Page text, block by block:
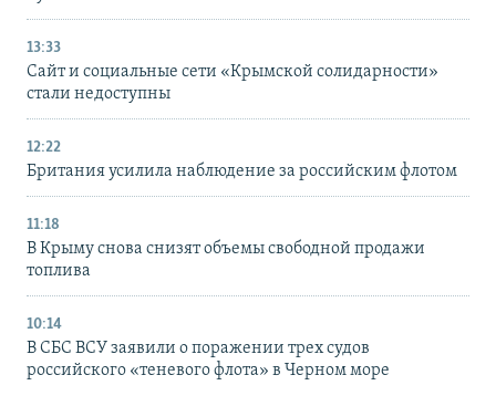
13:33
Сайт и социальные сети «Крымской солидарности»
стали недоступны
12:22
Британия усилила наблюдение за российским флотом
11:18
В Крыму снова снизят объемы свободной продажи
топлива
10:14
В СБС ВСУ заявили о поражении трех судов
российского «теневого флота» в Черном море